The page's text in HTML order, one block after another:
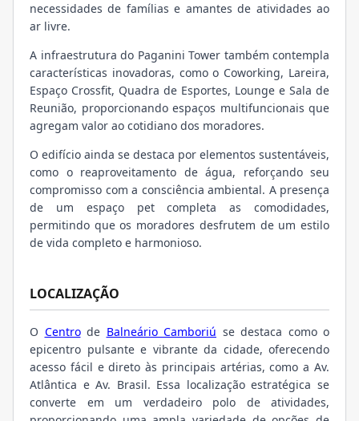
necessidades de famílias e amantes de atividades ao
ar livre.
A infraestrutura do Paganini Tower também contempla
características inovadoras, como o Coworking, Lareira,
Espaço Crossfit, Quadra de Esportes, Lounge e Sala de
Reunião, proporcionando espaços multifuncionais que
agregam valor ao cotidiano dos moradores.
O edifício ainda se destaca por elementos sustentáveis,
como o reaproveitamento de água, reforçando seu
compromisso com a consciência ambiental. A presença
de um espaço pet completa as comodidades,
permitindo que os moradores desfrutem de um estilo
de vida completo e harmonioso.
LOCALIZAÇÃO
O Centrode Balneário Camboriú se destaca como o
epicentro pulsante e vibrante da cidade, oferecendo
acesso fácil e direto às principais artérias, como a Av.
Atlântica e Av. Brasil. Essa localização estratégica se
converte em um verdadeiro polo de atividades,